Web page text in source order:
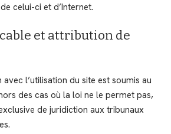
celui-ci et d’Internet.
et attribution de
l’utilisation du site est soumis au
des cas où la loi ne le permet pas,
de juridiction aux tribunaux